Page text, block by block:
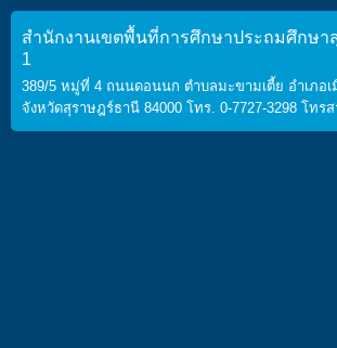
สำนักงานเขตพื้นที่การศึกษาประถมศึกษา
1
389/5 หมู่ที่ 4 ถนนดอนนก ตำบลมะขามเตี้ย อำเภอ
จังหวัดสุราษฎร์ธานี 84000 โทร. 0-7727-3298 โทรส